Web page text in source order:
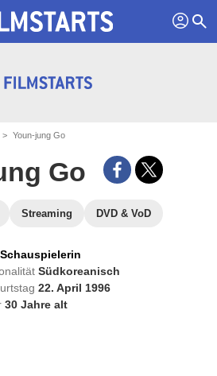
profil search
Youn-jung Go
Go
Streaming DVD & VoD
Schauspielerin
Südkoreanisch
22. April 1996
30 Jahre alt